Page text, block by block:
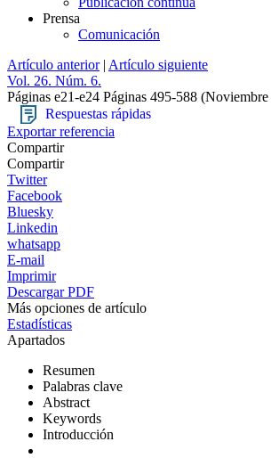
Prensa
Comunicación
Artículo anterior| Artículo siguiente
Vol. 26. Núm. 6.
Páginas e21-e24 Páginas 495-588
Respuestas rápidas
Exportar referencia
Compartir
Compartir
Twitter
Facebook
Bluesky
Linkedin
whatsapp
E-mail
Imprimir
Descargar PDF
Más opciones de artículo
Estadísticas
Apartados
Resumen
Palabras clave
Abstract
Keywords
Introducción